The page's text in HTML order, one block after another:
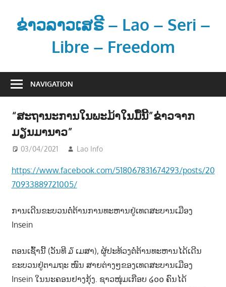
contentຂ່າວລາວເສຣີ – Lao – Seri –
Libre – Freedom
າ
ະ
ຂໍ້
ນ
ຂ່
ວ
ສ
ນ
NAVIGATION
“ສະຖານະການໃນພະມ້າໃນມື້ນີ້”ຂ່າວຈາກ
ມຽນມານາວ”
03/04/2021 Lao Info
https://www.facebook.com/518067831674293/posts/20
70933889721005/
ການເດີນຂະບວນຕໍ່ຕ້ານການທະຫານຢູ່ເທດສະບານເມືອງ
Insein
ຕອນເຊົ້ານີ້ (ວັນທີ ໓ ເມສາ), ຜູ້ປະທ້ວງຕໍ່ຕ້ານທະຫານໄດ້ເດີນ
ຂະບວນຢູ່ຕາມຖະ ໜົນ ສາຍຕ່າງໆຂອງເທດສະບານເມືອງ
Insein ໃນນະຄອນຢາງກຸ້ງ. ຊາວໜຸ່ມເກືອບ ໒໐໐ ຄົນໄດ້